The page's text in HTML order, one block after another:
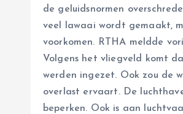
de geluidsnormen
veel lawaai wordt gemaakt,
voorkomen. RTHA meldde
Volgens het vliegveld komt
werden ingezet. Ook zou de
overlast ervaart. De
beperken. Ook is aan